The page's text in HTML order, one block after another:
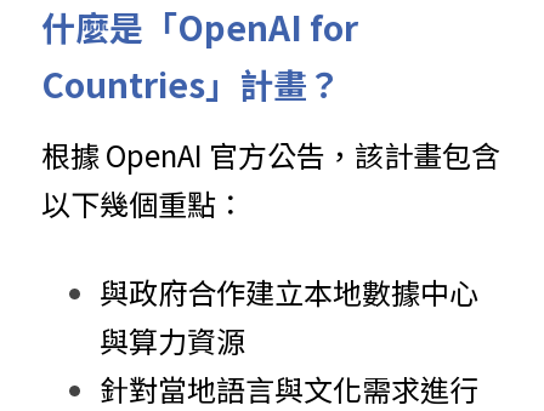
什麼是「OpenAI for
Countries」計畫？
根據 OpenAI 官方公告，該計畫包含
以下幾個重點：
與政府合作建立本地數據中心
與算力資源
針對當地語言與文化需求進行